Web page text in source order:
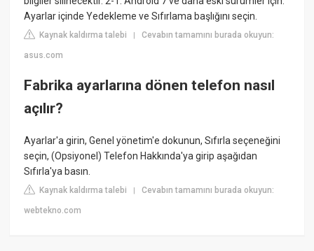
Ayarlar içinde Yedekleme ve Sıfırlama başlığını seçin.
Kaynak kaldırma talebi |Cevabın tamamını burada okuyun:
asus.com
Fabrika ayarlarına dönen telefon nasıl
açılır?
Ayarlar'a girin, Genel yönetim'e dokunun, Sıfırla seçeneğini
seçin, (Opsiyonel) Telefon Hakkında'ya girip aşağıdan
Sıfırla'ya basın.
Kaynak kaldırma talebi |Cevabın tamamını burada okuyun:
webtekno.com